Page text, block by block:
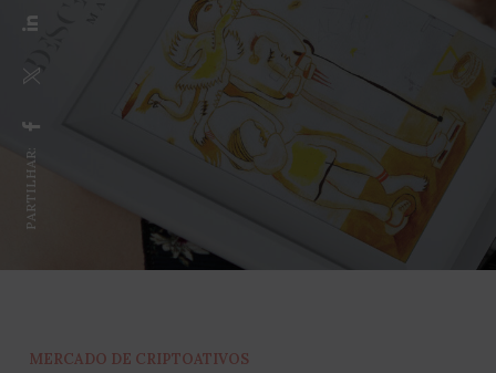
PARTILHAR:
MERCADO DE CRIPTOATIVOS